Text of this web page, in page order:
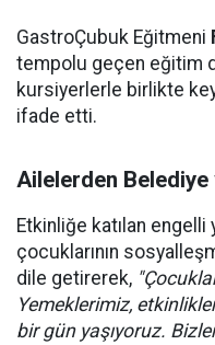
GastroÇubuk Eğitmeni
tempolu geçen eğitim
kursiyerlerle birlikte
ifade etti.
Ailelerden
Etkinliğe katılan engelli
çocuklarının
dile getirerek,
Yemeklerimiz,
bir gün yaşıyoruz.